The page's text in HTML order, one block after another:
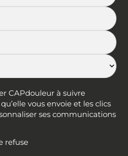
CAPdouleur à suivre
vous envoie et les clics
ses communications
refuse